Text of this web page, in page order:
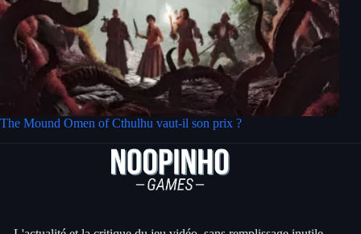
The Mound Omen of Cthulhu vaut-il son prix ?